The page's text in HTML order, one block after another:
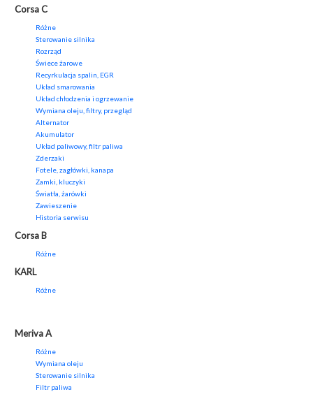
Corsa C
Różne
Sterowanie silnika
Rozrząd
Świece żarowe
Recyrkulacja spalin, EGR
Układ smarowania
Układ chłodzenia i ogrzewanie
Wymiana oleju, filtry, przegląd
Alternator
Akumulator
Układ paliwowy, filtr paliwa
Zderzaki
Fotele, zagłówki, kanapa
Zamki, kluczyki
Światła, żarówki
Zawieszenie
Historia serwisu
Corsa B
Różne
KARL
Różne
Meriva A
Różne
Wymiana oleju
Sterowanie silnika
Filtr paliwa